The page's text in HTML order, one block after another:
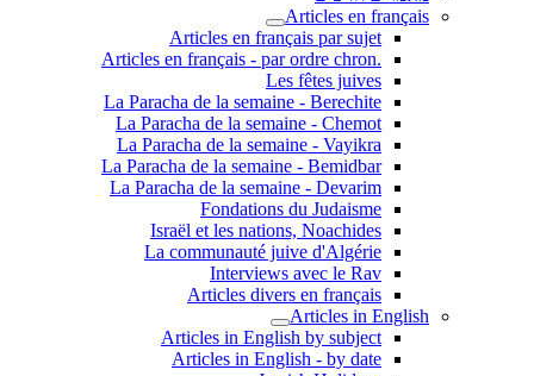
Articles en français
Articles en français par sujet
.Articles en français - par ordre chron
Les fêtes juives
La Paracha de la semaine - Berechite
La Paracha de la semaine - Chemot
La Paracha de la semaine - Vayikra
La Paracha de la semaine - Bemidbar
La Paracha de la semaine - Devarim
Fondations du Judaisme
Israël et les nations, Noachides
La communauté juive d'Algérie
Interviews avec le Rav
Articles divers en français
Articles in English
Articles in English by subject
Articles in English - by date